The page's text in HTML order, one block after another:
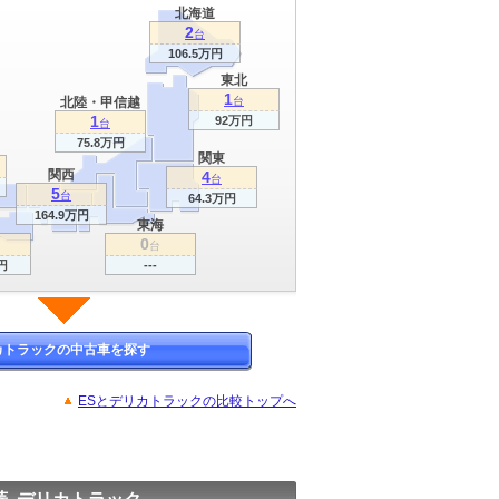
関東
4台
64.3万円
関西
5台
164.9万円
東海
0台
---
北海道
2台
106.5万円
東北
1台
92万円
北陸・甲信越
1台
75.8万円
トラックの中古車を探す
ESとデリカトラックの比較トップへ